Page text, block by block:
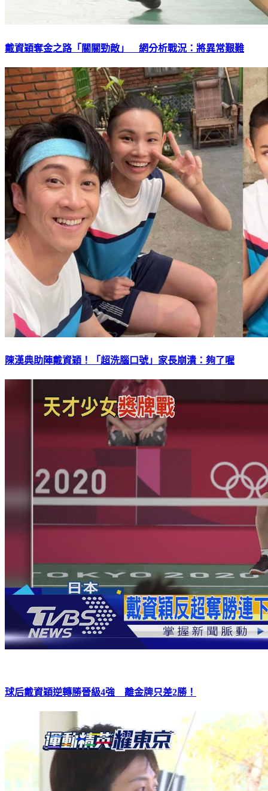
戴資穎奪金之路「關關勁敵」 網分析戰況：將異常艱難
陳漢典助陣戴資穎！「超洗腦口號」家長崩潰：夠了喔
球后戴資穎逆轉勝晉級4強 離金牌只差2勝！